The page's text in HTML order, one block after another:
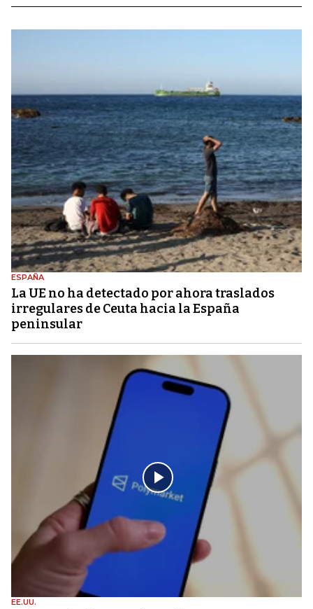
ESPAÑA
La UE no ha detectado por ahora traslados
irregulares de Ceuta hacia la España
peninsular
EE.UU.